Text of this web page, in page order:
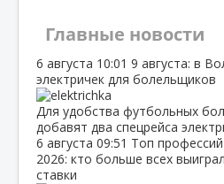
Главные новости
6 августа 10:01 9 августа: в
электричек для болельщиков
Для удобства футбольных
добавят два спецрейса
6 августа 09:51 Топ
2026: кто больше всех
ставки